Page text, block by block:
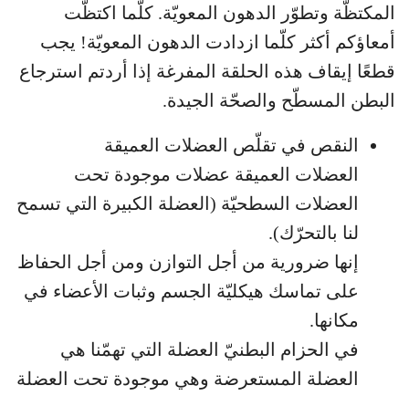
المكتظّة وتطوّر الدهون المعويّة. كلّما اكتظّت
أمعاؤكم أكثر كلّما ازدادت الدهون المعويّة! يجب
قطعًا إيقاف هذه الحلقة المفرغة إذا أردتم استرجاع
البطن المسطّح والصحّة الجيدة.
النقص في تقلّص العضلات العميقة
العضلات العميقة عضلات موجودة تحت
العضلات السطحيّة (العضلة الكبيرة التي تسمح
لنا بالتحرّك).
إنها ضرورية من أجل التوازن ومن أجل الحفاظ
على تماسك هيكليّة الجسم وثبات الأعضاء في
مكانها.
في الحزام البطنيّ العضلة التي تهمّنا هي
العضلة المستعرضة وهي موجودة تحت العضلة